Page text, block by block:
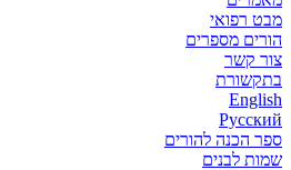
מבט רפואי
הורים מספרים
צור קשר
בתקשורת
English
Русский
ספר הכנה להורים
שמות לבנים